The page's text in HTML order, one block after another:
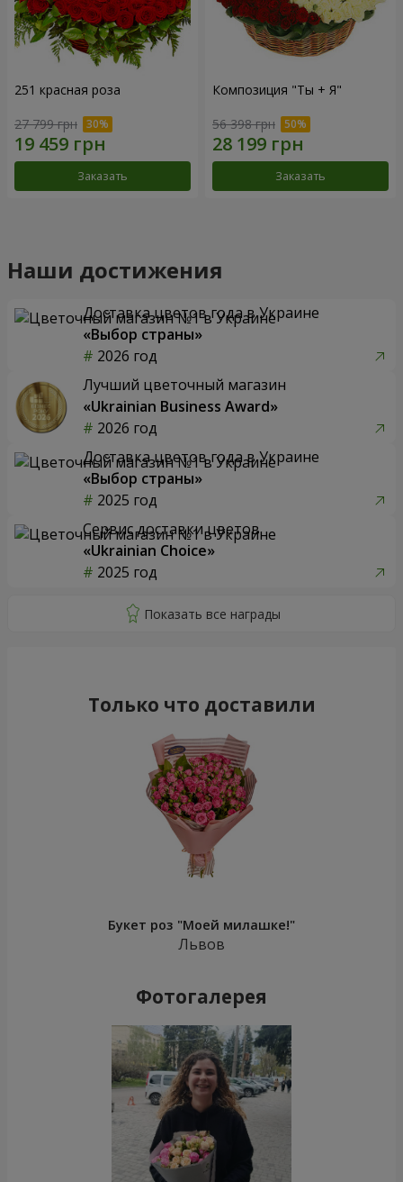
251 красная роза
27 799 грн
Заказать
Композиция "Ты + Я"
56 398 грн
Заказать
Наши достижения
Доставка цветов года в Украине
«Выбор страны»
2026 год
Лучший цветочный магазин
«Ukrainian Business Award»
2026 год
Доставка цветов года в Украине
«Выбор страны»
2025 год
Сервис доставки цветов
«Ukrainian Choice»
2025 год
Только что доставили
Букет роз "Моей милашке!"
Львов
Фотогалерея